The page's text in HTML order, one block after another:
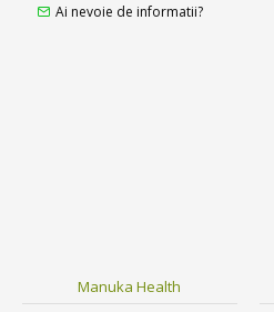
Ai nevoie de informatii?
Manuka Health